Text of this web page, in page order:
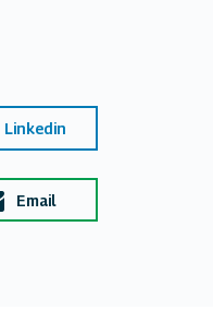
Linkedin
Email